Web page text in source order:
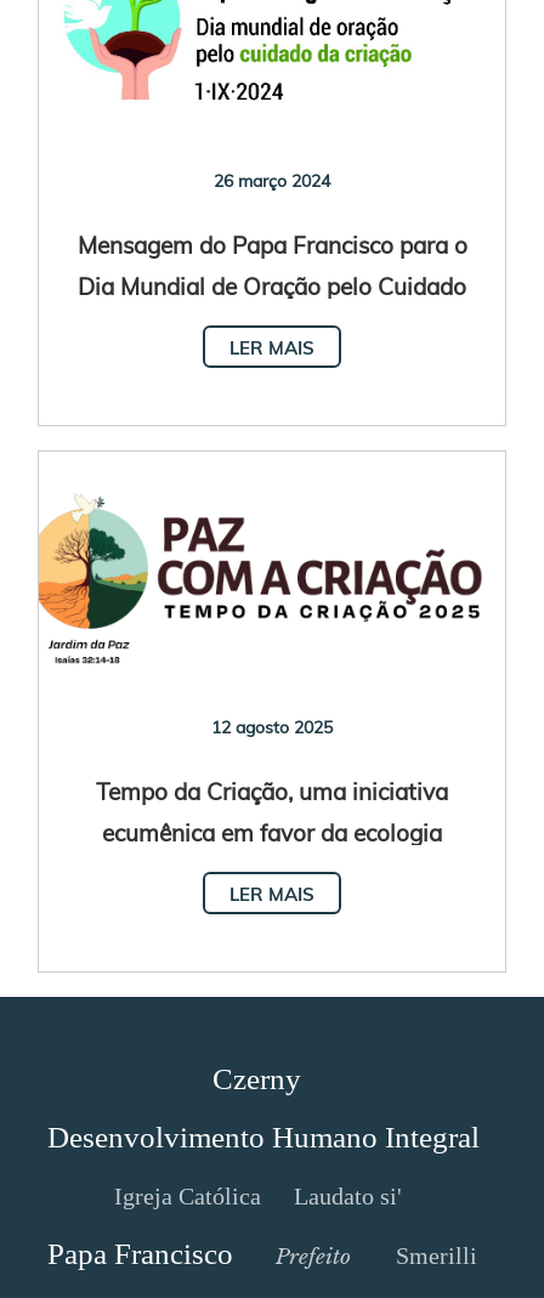
26 março 2024
Mensagem do Papa Francisco para o
Dia Mundial de Oração pelo Cuidado
da Criação 2024
LER MAIS
12 agosto 2025
Tempo da Criação, uma iniciativa
ecumênica em favor da ecologia
integral
LER MAIS
Czerny
Desenvolvimento Humano Integral
Igreja Católica Laudato si'
Papa Francisco Prefeito Smerilli